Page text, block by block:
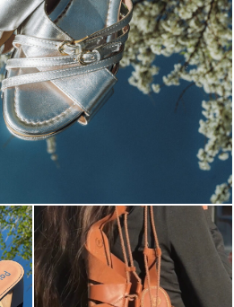
the Echos mule in silver is...